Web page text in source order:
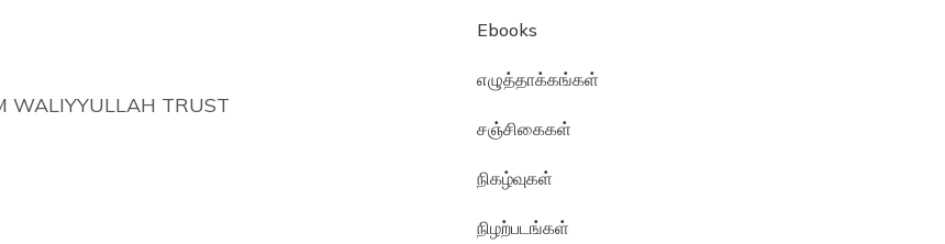
WALIYYULLAH TRUST
Ebooks
எழுத்தாக்கங்கள்
சஞ்சிகைகள்
நிகழ்வுகள்
நிழற்படங்கள்